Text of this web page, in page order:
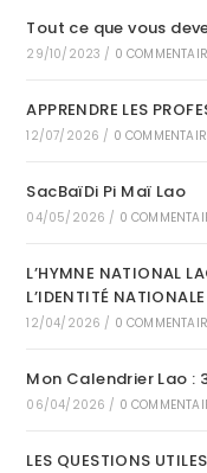
Tout ce que vous
29/10/2023 / 0
APPRENDRE LES
12/07/2026 / 0
SacBaïDi Pi Maï Lao
04/05/2026 / 0
L’HYMNE NATIONAL
L’IDENTITÉ NATIONALE
12/04/2026 / 0
Mon Calendrier Lao :
06/04/2026 / 0
LES QUESTIONS UTILES